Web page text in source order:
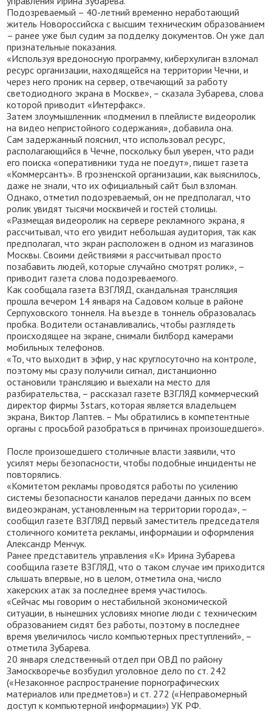
Подозреваемый – 40-летний временно неработающий
житель Новороссийска с высшим техническим образованием
– ранее уже был судим за подделку документов. Он уже дал
признательные показания.
«Используя вредоносную программу, киберхулиган взломал
ресурс организации, находящейся на территории Чечни, и
через него проник на сервер, отвечающий за работу
светодиодного экрана в Москве», – сказала Зубарева, слова
которой приводит «Интерфакс».
Затем злоумышленник «подменил в плейлисте видеоролик
на видео непристойного содержания», добавила она.
Сам задержанный пояснил, что использовал ресурс,
располагающийся в Чечне, поскольку был уверен, что ради
его поиска «оперативники туда не поедут», пишет газета
«Коммерсантъ». В грозненской организации, как выяснилось,
даже не знали, что их официальный сайт был взломан.
Однако, отметил подозреваемый, он не предполагал, что
ролик увидят тысячи москвичей и гостей столицы.
«Размещая видеоролик на сервере рекламного экрана, я
рассчитывал, что его увидит небольшая аудитория, так как
предполагал, что экран расположен в одном из магазинов
Москвы. Своими действиями я рассчитывал просто
позабавить людей, которые случайно смотрят ролик», –
приводит газета слова подозреваемого.
Как сообщала газета ВЗГЛЯД, скандальная трансляция
прошла вечером 14 января на Садовом кольце в районе
Серпуховского тоннеля. На въезде в тоннель образовалась
пробка. Водители останавливались, чтобы разглядеть
происходящее на экране, снимали билборд камерами
мобильных телефонов.
«То, что выходит в эфир, у нас круглосуточно на контроле,
поэтому мы сразу получили сигнал, дистанционно
остановили трансляцию и выехали на место для
разбирательства, – рассказал газете ВЗГЛЯД коммерческий
директор фирмы 3stars, которая является владельцем
экрана, Виктор Лаптев. – Мы обратились в компетентные
органы с просьбой разобраться в причинах произошедшего».
После произошедшего столичные власти заявили, что
усилят меры безопасности, чтобы подобные инциденты не
повторялись.
«Комитетом рекламы проводятся работы по усилению
системы безопасности каналов передачи данных по всем
видеоэкранам, установленным на территории города», –
сообщил газете ВЗГЛЯД первый заместитель председателя
столичного комитета рекламы, информации и оформления
Александр Менчук.
Ранее представитель управления «К» Ирина Зубарева
сообщила газете ВЗГЛЯД, что о таком случае им приходится
слышать впервые, но в целом, отметила она, число
хакерских атак за последнее время участилось.
«Сейчас мы говорим о нестабильной экономической
ситуации, в нынешних условиях многие люди с техническим
образованием сидят без работы, поэтому в последнее
время увеличилось число компьютерных преступлений», –
отметила Зубарева.
20 января следственный отдел при ОВД по району
Замоскворечье возбудил уголовное дело по ст. 242
(«Незаконное распространение порнографических
материалов или предметов») и ст. 272 («Неправомерный
доступ к компьютерной информации») УК РФ.